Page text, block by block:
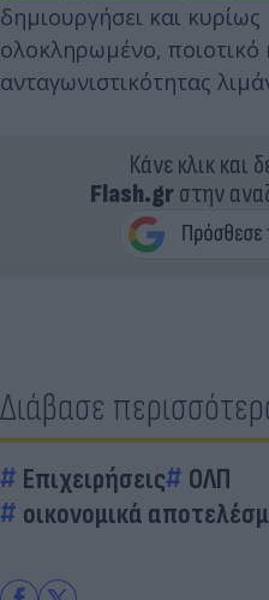
δημιουργήσει και
ολοκληρωμένο, ποιοτικό
ανταγωνιστικότητας
Κάνε κλικ και
Flash.grστην
Διάβασε
Επιχειρήσεις
ΟΛΠ
οικονομικά